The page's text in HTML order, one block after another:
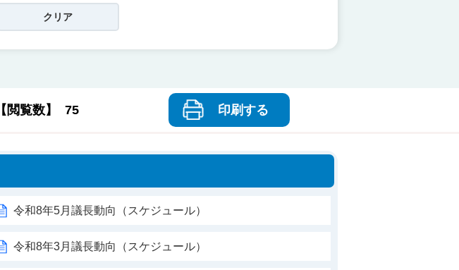
【閲覧数】 75 印刷する
令和8年5月議長動向（スケジュール）
令和8年3月議長動向（スケジュール）